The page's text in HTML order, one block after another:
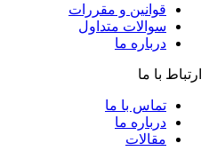
قوانین و مقررات
سوالات متداول
درباره ما
ارتباط با ما
تماس با ما
درباره ما
مقالات